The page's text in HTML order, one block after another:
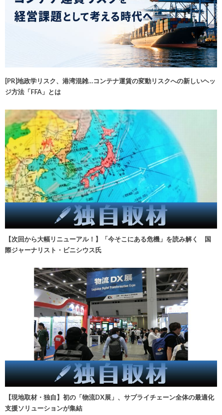
[PR]地政学リスク、港湾混雑…コンテナ運賃の変動リスクへの新しいヘッ
ジ方法「FFA」とは
【次回から大幅リニューアル！】「今そこにある危機」を読み解く 国
際ジャーナリスト・ビニシウス氏
【現地取材・独自】初の「物流DX展」、サプライチェーン全体の最適化
支援ソリューションが集結